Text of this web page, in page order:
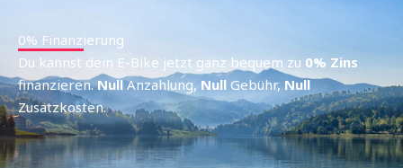
0% Finanzierung
Du kannst dein E-Bike jetzt ganz bequem zu 0% Zins
finanzieren.NullAnzahlung, Null Gebühr,Null
Zusatzkosten.